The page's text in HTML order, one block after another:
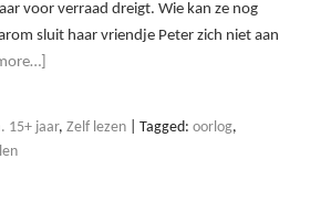
voor verraad dreigt. Wie kan ze nog
sluit haar vriendje Peter zich niet aan
15+ jaar, Zelf lezen Tagged: oorlog,